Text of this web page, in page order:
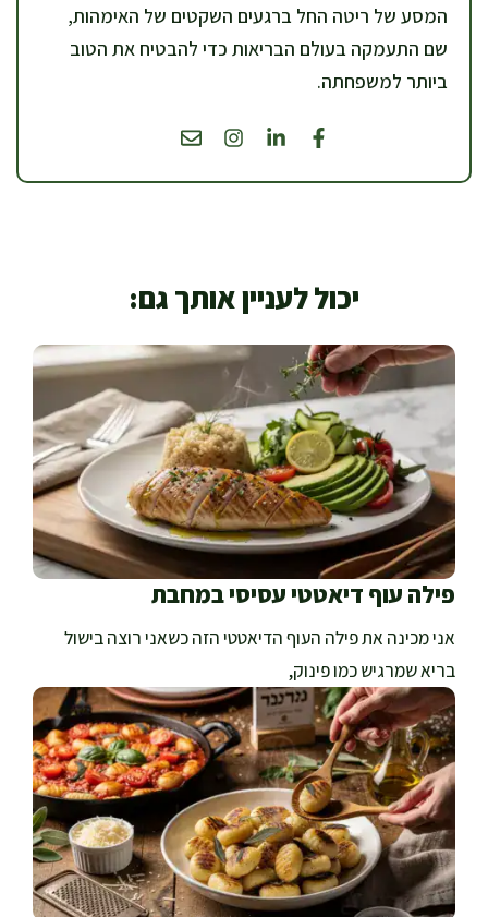
המסע של ריטה החל ברגעים השקטים של האימהות,
שם התעמקה בעולם הבריאות כדי להבטיח את הטוב
ביותר למשפחתה.
יכול לעניין אותך גם:
פילה עוף דיאטטי עסיסי במחבת
אני מכינה את פילה העוף הדיאטטי הזה כשאני רוצה בישול
בריא שמרגיש כמו פינוק,